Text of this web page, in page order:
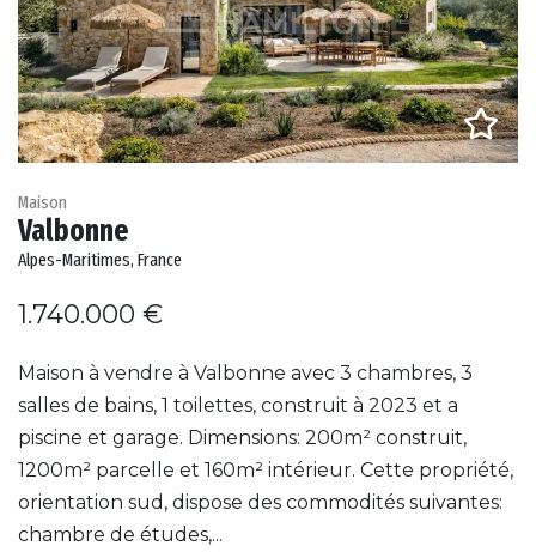
Maison
Valbonne
Alpes-Maritimes, France
1.740.000 €
Maison à vendre à Valbonne avec 3 chambres, 3
salles de bains, 1 toilettes, construit à 2023 et a
piscine et garage. Dimensions: 200m² construit,
1200m² parcelle et 160m² intérieur. Cette propriété,
orientation sud, dispose des commodités suivantes:
chambre de études,...